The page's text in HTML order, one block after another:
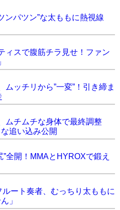
ンパツン”な太ももに熱視線
ィスで腹筋チラ見せ！ファン
ムッチリから”一変”！引き締ま
ムチムチな身体で最終調整
追い込み公開
全開！MMAとHYROXで鍛え
ルート奏者、むっちり太ももに
」